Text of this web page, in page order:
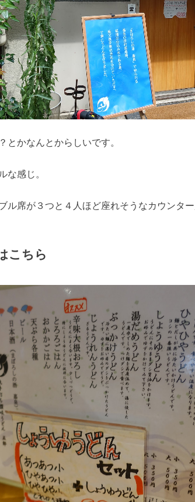
とかなんとからしいです。
な感じ。
ル席が３つと４人ほど座れそうなカウンター
こちら